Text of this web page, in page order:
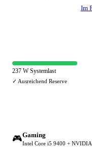
Im
237 W Systemlast
✓ Ausreichend Reserve
🎮Gaming
Intel Core i5 9400 +